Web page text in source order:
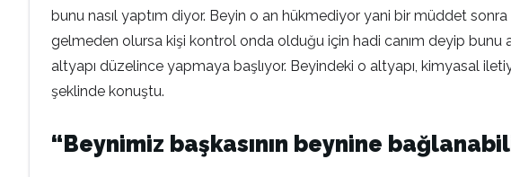
bunu nasıl yaptım diyor. Beyin o an hükmediyor yani bir müddet
gelmeden olursa kişi kontrol onda olduğu için hadi canım deyip bunu
altyapı düzelince yapmaya başlıyor. Beyindeki o altyapı, kimyasal
şeklinde konuştu.
“Beynimiz başkasının beynine